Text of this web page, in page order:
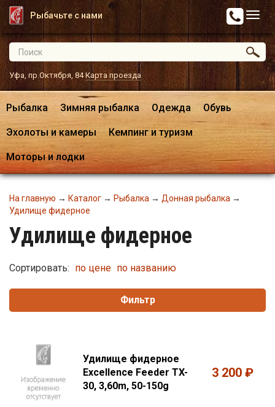
Рыбачьте с нами
Уфа, пр.Октября, 84Карта проезда
Рыбалка Зимняя рыбалка Одежда Обувь
Эхолоты и камеры Кемпинг и туризм
Моторы и лодки
На главную → Каталог → Рыбалка → Донная рыбалка →
Удилище фидерное
Удилище фидерное
Сортировать: по цене по названию
Фильтр
Удилище фидерное
Excellence Feeder TX-
30, 3,60m, 50-150g
3 200 ₽